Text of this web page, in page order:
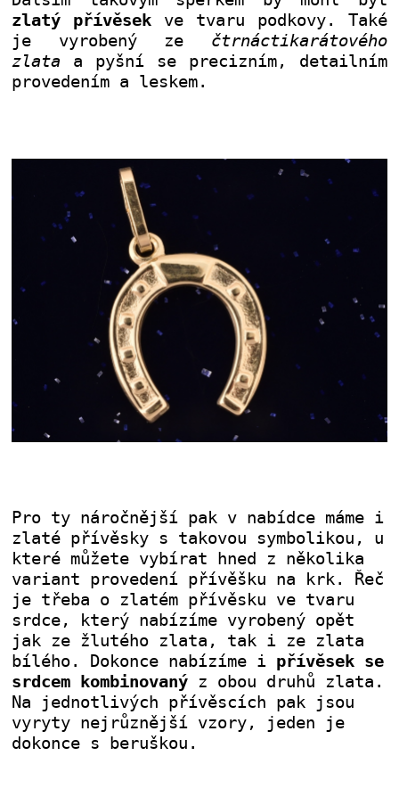
zlatý přívěsek ve tvaru podkovy. Také
je vyrobený ze čtrnáctikarátového
zlata a pyšní se precizním, detailním
provedením a leskem.
Pro ty náročnější pak v nabídce máme i
zlaté přívěsky s takovou symbolikou, u
které můžete vybírat hned z několika
variant provedení přívěšku na krk. Řeč
je třeba o zlatém přívěsku ve tvaru
srdce, který nabízíme vyrobený opět
jak ze žlutého zlata, tak i ze zlata
bílého. Dokonce nabízíme i přívěsek se
srdcem kombinovaný z obou druhů zlata.
Na jednotlivých přívěscích pak jsou
vyryty nejrůznější vzory, jeden je
dokonce s beruškou.